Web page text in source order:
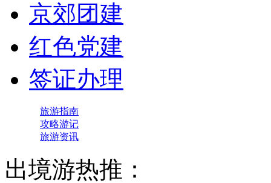
京郊团建
红色党建
签证办理
旅游指南
攻略游记
旅游资讯
出境游热推：